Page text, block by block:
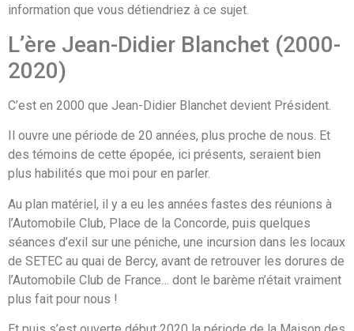
information que vous détiendriez à ce sujet.
L’ère Jean-Didier Blanchet (2000-
2020)
C’est en 2000 que Jean-Didier Blanchet devient Président.
Il ouvre une période de 20 années, plus proche de nous. Et
des témoins de cette épopée, ici présents, seraient bien
plus habilités que moi pour en parler.
Au plan matériel, il y a eu les années fastes des réunions à
l’Automobile Club, Place de la Concorde, puis quelques
séances d’exil sur une péniche, une incursion dans les locaux
de SETEC au quai de Bercy, avant de retrouver les dorures de
l’Automobile Club de France… dont le barème n’était vraiment
plus fait pour nous !